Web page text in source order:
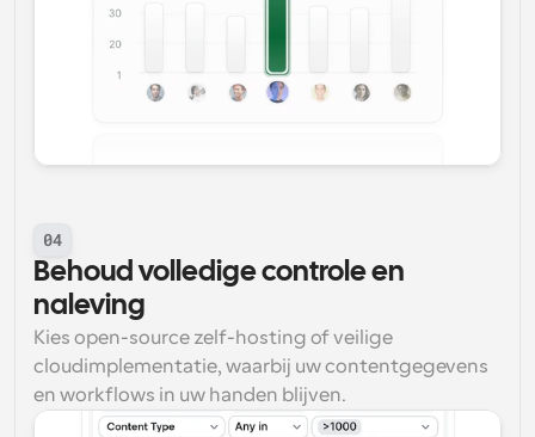
04
Behoud volledige controle en
naleving
Kies open-source zelf-hosting of veilige
cloudimplementatie, waarbij uw contentgegevens
en workflows in uw handen blijven.